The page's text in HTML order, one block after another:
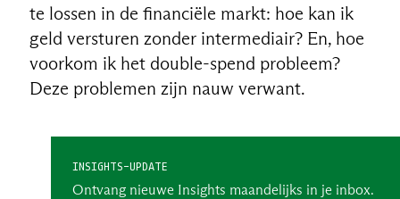
te lossen in de financiële markt: hoe kan ik
geld versturen zonder intermediair? En, hoe
voorkom ik het double-spend probleem?
Deze problemen zijn nauw verwant.
INSIGHTS-UPDATE
Ontvang nieuwe Insights maandelijks in je inbox.